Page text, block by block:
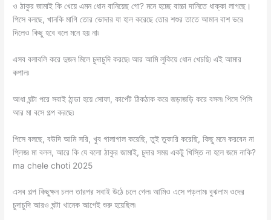
ও ঠাকুর জামাই কি খেয়ে এমন ধোন বানিয়েছ গো? মনে হচ্ছে বাচ্চা দানিতে ধাক্কা লাগছে।
পিসে বলছে, খানকি মাগি তোর ভোদার যা হাল করেছে তোর শশুর তাতে আমান বাশ ভরে
দিলেও কিছু হবে বলে মনে হয় না৷
এসব বলাবলি করে দুজন মিলে চুদাচুদি করছে৷ আর আমি লুকিয়ে ধোন খেচছি৷ এই আমার
কপাল৷
আধা ঘন্টা পরে সবাই ঠান্ডা হয়ে সোফা, কার্পেট ঠিকঠাক করে জড়াজড়ি করে বসল৷ পিসে পিসি
আর মা বসে গল্প করছে৷
পিসে বলছে, বউদি আমি সরি, খুব গালাগাল করেছি, তুই তুকারি করেছি, কিছু মনে করবেন না
প্লিজ৷ মা বলল, আরে কি যে বলো ঠাকুর জামাই, চুদার সময় একটু খিস্তি না হলে জমে নাকি?
ma chele choti 2025
এসব গল্প কিছুক্ষন চলল তারপর সবাই উঠে চলে গেল৷ আমিও এসে পড়লাম৷ বুঝলাম ওদের
চুদাচুদি আরও ঘন্টা খানেক আগেই শুরু হয়েছিল৷